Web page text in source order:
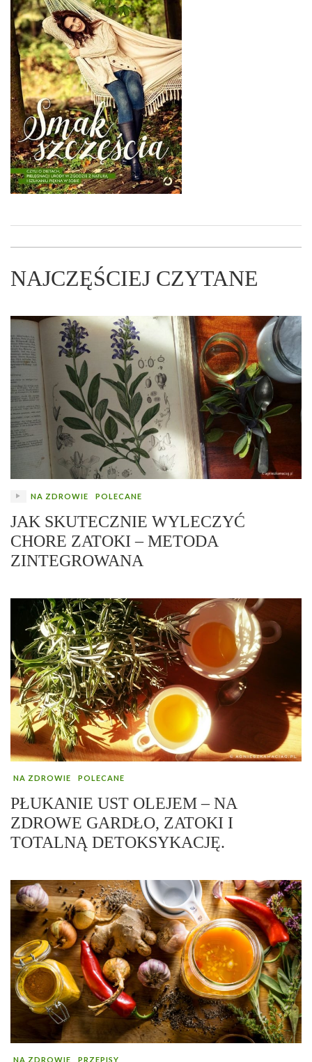
NAJCZĘŚCIEJ CZYTANE
NA ZDROWIE POLECANE
JAK SKUTECZNIE WYLECZYĆ
CHORE ZATOKI – METODA
ZINTEGROWANA
NA ZDROWIE POLECANE
PŁUKANIE UST OLEJEM – NA
ZDROWE GARDŁO, ZATOKI I
TOTALNĄ DETOKSYKACJĘ.
NA ZDROWIE PRZEPISY